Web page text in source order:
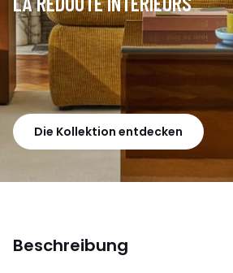
Die Kollektion entdecken
Beschreibung